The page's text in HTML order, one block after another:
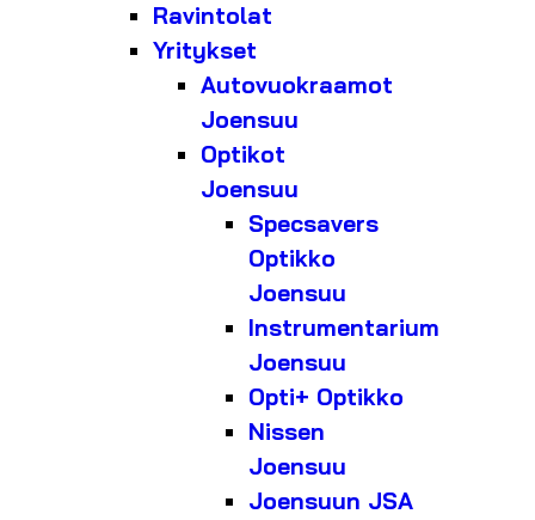
Ravintolat
Yritykset
Autovuokraamot
Joensuu
Optikot
Joensuu
Specsavers
Optikko
Joensuu
Instrumentarium
Joensuu
Opti+ Optikko
Nissen
Joensuu
Joensuun JSA